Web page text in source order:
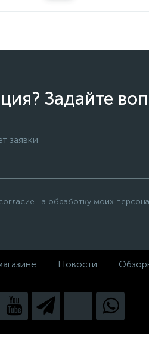
Задайте
на обработку моих
Новости